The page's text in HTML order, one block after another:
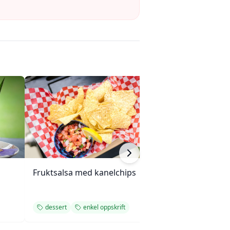
Fruktsalsa med kanelchips
dessert enkel oppskrift